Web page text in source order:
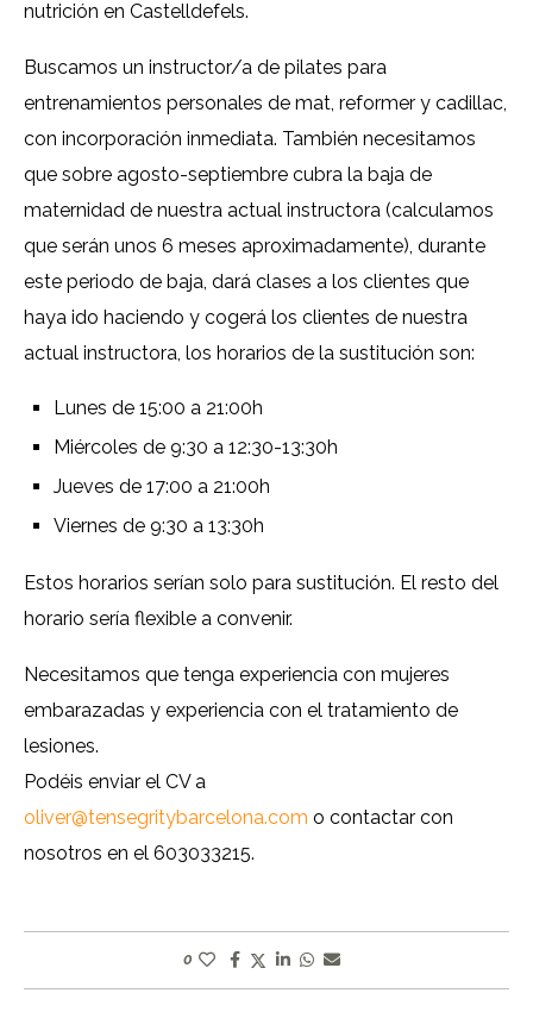
nutrición en Castelldefels.
Buscamos un instructor/a de pilates para
entrenamientos personales de mat, reformer y cadillac,
con incorporación inmediata. También necesitamos
que sobre agosto-septiembre cubra la baja de
maternidad de nuestra actual instructora (calculamos
que serán unos 6 meses aproximadamente), durante
este periodo de baja, dará clases a los clientes que
haya ido haciendo y cogerá los clientes de nuestra
actual instructora, los horarios de la sustitución son:
Lunes de 15:00 a 21:00h
Miércoles de 9:30 a 12:30-13:30h
Jueves de 17:00 a 21:00h
Viernes de 9:30 a 13:30h
Estos horarios serían solo para sustitución. El resto del
horario sería flexible a convenir.
Necesitamos que tenga experiencia con mujeres
embarazadas y experiencia con el tratamiento de
lesiones.
Podéis enviar el CV a
oliver@tensegritybarcelona.com o contactar con
nosotros en el 603033215.
0